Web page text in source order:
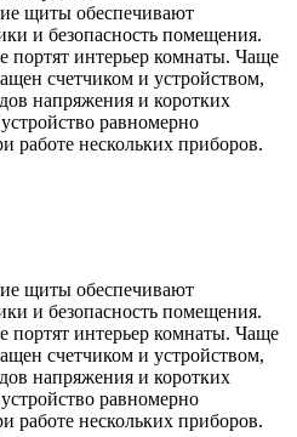
щиты обеспечивают
и безопасность помещения.
портят интерьер комнаты. Чаще
счетчиком и устройством,
напряжения и коротких
равномерно
работе нескольких приборов.
щиты обеспечивают
и безопасность помещения.
портят интерьер комнаты. Чаще
счетчиком и устройством,
напряжения и коротких
равномерно
работе нескольких приборов.